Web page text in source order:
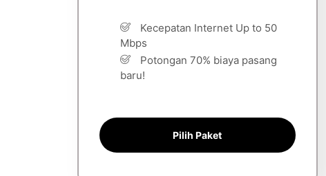
Kecepatan Internet Up to 50
Mbps
Potongan 70% biaya pasang
baru!
Pilih Paket